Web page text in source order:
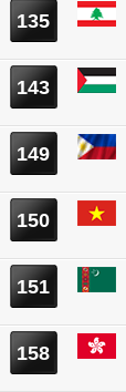
135
143
149
150
151
158